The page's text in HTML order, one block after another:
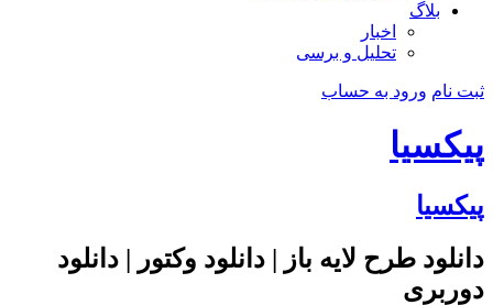
بلاگ
اخبار
تحلیل و برسی
ثبت نام ورود به حساب
پیکسیا
پیکسیا
دانلود طرح لایه باز | دانلود وکتور | دانلود
دوربری